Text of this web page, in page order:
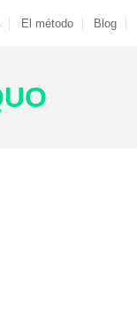
El método Blog